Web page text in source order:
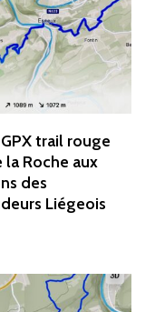
Ajouter Au Panier
trail rouge
la Roche aux
des
Liégeois